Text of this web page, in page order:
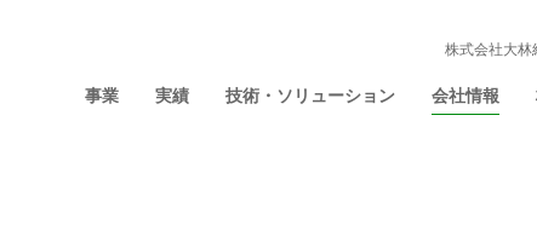
事業 実績 技術・ソリューション 会社情報
株式会社大林